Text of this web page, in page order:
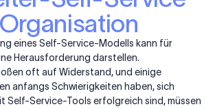
eines Self-Service-Modells kann für
Herausforderung darstellen.
oft auf Widerstand, und einige
anfangs Schwierigkeiten haben, sich
Self-Service-Tools erfolgreich sind, müssen